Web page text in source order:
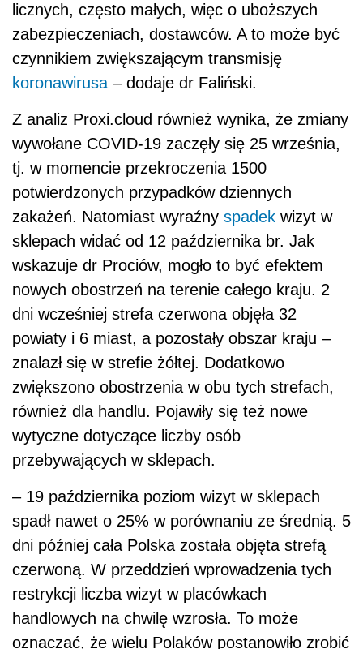
licznych, często małych, więc o uboższych
zabezpieczeniach, dostawców. A to może być
czynnikiem zwiększającym transmisję
koronawirusa – dodaje dr Faliński.
Z analiz Proxi.cloud również wynika, że zmiany
wywołane COVID-19 zaczęły się 25 września,
tj. w momencie przekroczenia 1500
potwierdzonych przypadków dziennych
zakażeń. Natomiast wyraźny spadek wizyt w
sklepach widać od 12 października br. Jak
wskazuje dr Prociów, mogło to być efektem
nowych obostrzeń na terenie całego kraju. 2
dni wcześniej strefa czerwona objęła 32
powiaty i 6 miast, a pozostały obszar kraju –
znalazł się w strefie żółtej. Dodatkowo
zwiększono obostrzenia w obu tych strefach,
również dla handlu. Pojawiły się też nowe
wytyczne dotyczące liczby osób
przebywających w sklepach.
– 19 października poziom wizyt w sklepach
spadł nawet o 25% w porównaniu ze średnią. 5
dni później cała Polska została objęta strefą
czerwoną. W przeddzień wprowadzenia tych
restrykcji liczba wizyt w placówkach
handlowych na chwilę wzrosła. To może
oznaczać, że wielu Polaków postanowiło zrobić